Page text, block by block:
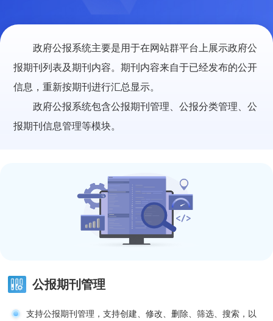
政府公报系统主要是用于在网站群平台上展示政府公
报期刊列表及期刊内容。期刊内容来自于已经发布的公开
信息，重新按期刊进行汇总显示。
政府公报系统包含公报期刊管理、公报分类管理、公
报期刊信息管理等模块。
公报期刊管理
支持公报期刊管理，支持创建、修改、删除、筛选、搜索，以